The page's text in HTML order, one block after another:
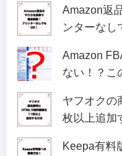
Amazon返
ンターなし
Amazon
ない！？こ
ヤフオクの
枚以上追加
Keepa有料